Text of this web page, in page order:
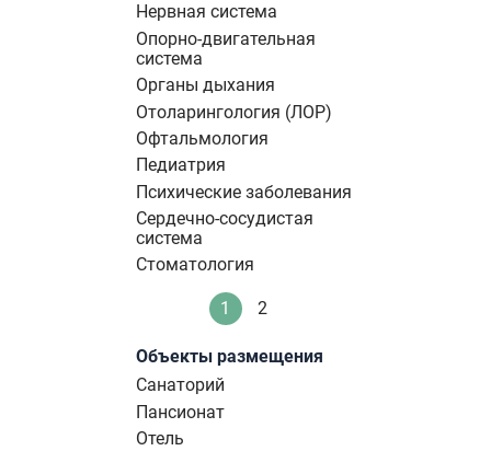
Нервная система
Опорно-двигательная
система
Органы дыхания
Отоларингология (ЛОР)
Офтальмология
Педиатрия
Психические заболевания
Сердечно-сосудистая
система
Стоматология
Нумерация
страниц Текущая
1 Стандартное
2
Объекты размещения
Санаторий
Пансионат
Отель